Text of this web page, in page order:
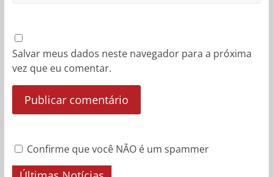
Salvar meus dados neste navegador para a próxima
vez que eu comentar.
Confirme que você NÃO é um spammer